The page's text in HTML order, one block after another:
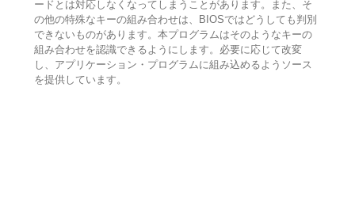
ードとは対応しなくなってしまうことがあります。また、そ
の他の特殊なキーの組み合わせは、BIOSではどうしても判別
できないものがあります。本プログラムはそのようなキーの
組み合わせを認識できるようにします。必要に応じて改変
し、アプリケーション・プログラムに組み込めるようソース
を提供しています。